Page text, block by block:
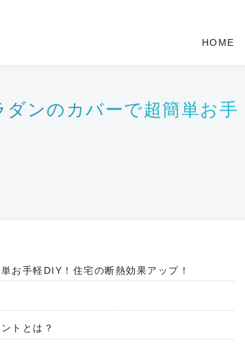
HOME
ンのカバーで超簡単お手
お手軽DIY！住宅の断熱効果アップ！
トとは？